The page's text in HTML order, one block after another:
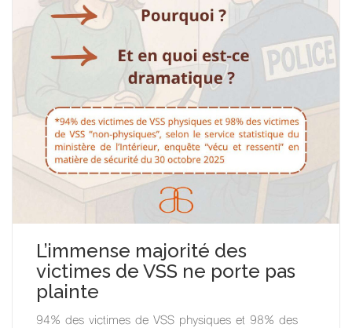
L’immense majorité des
victimes de VSS ne porte pas
plainte
94% des victimes de VSS physiques et 98% des